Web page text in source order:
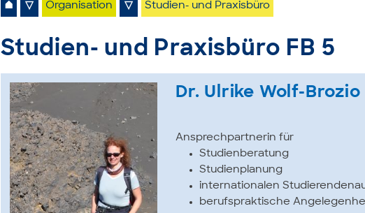
⌂ ▽ Organisation ▽ Studien- und Praxisbüro
Studien- und Praxisbüro FB 5
Dr. Ulrike Wolf-Brozio
Ansprechpartnerin für
Studienberatung
Studienplanung
internationalen
berufspraktische